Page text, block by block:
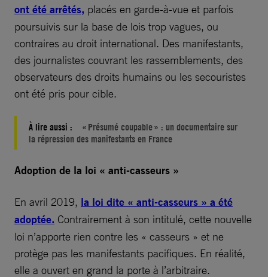
ont été arrêtés, placés en garde-à-vue et parfois
poursuivis sur la base de lois trop vagues, ou
contraires au droit international. Des manifestants,
des journalistes couvrant les rassemblements, des
observateurs des droits humains ou les secouristes
ont été pris pour cible.
À lire aussi :
« Présumé coupable » : un documentaire sur
la répression des manifestants en France
Adoption de la loi « anti-casseurs »
En avril 2019, la loi dite « anti-casseurs » a été
adoptée. Contrairement à son intitulé, cette nouvelle
loi n’apporte rien contre les « casseurs » et ne
protège pas les manifestants pacifiques. En réalité,
elle a ouvert en grand la porte à l’arbitraire.